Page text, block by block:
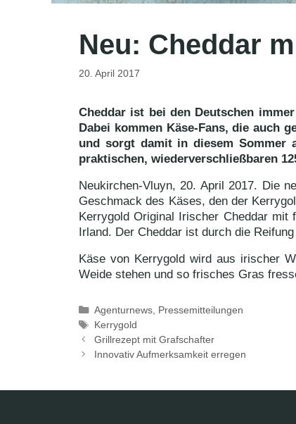
Neu: Cheddar
20. April 2017
Cheddar ist bei den Deutschen
Dabei kommen Käse-Fans, die auch
und sorgt damit in diesem Sommer
praktischen, wiederverschließbaren
Neukirchen-Vluyn, 20. April 2017. Die
Geschmack des Käses, den der
Kerrygold Original Irischer Cheddar
Irland. Der Cheddar ist durch die
Käse von Kerrygold wird aus irischer
Weide stehen und so frisches Gras
Kategorien
Agenturnews, Pressemitteilungen
Schlagwörter
Kerrygold
Grillrezept mit Grafschafter
Innovativ Aufmerksamkeit erregen